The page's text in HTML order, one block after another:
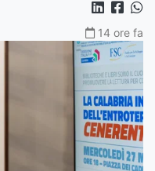
14 ore fa